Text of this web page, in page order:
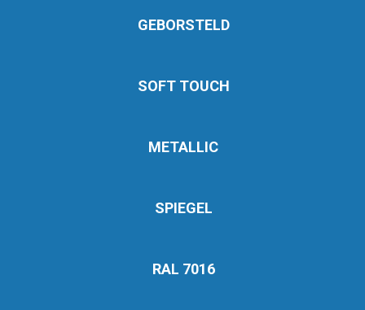
GEBORSTELD
SOFT TOUCH
METALLIC
SPIEGEL
RAL 7016